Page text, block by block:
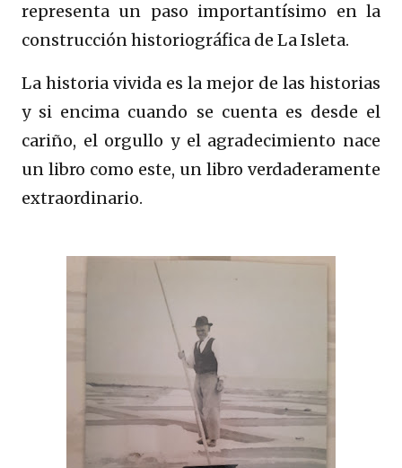
representa un paso importantísimo en la
construcción historiográfica de La Isleta.
La historia vivida es la mejor de las historias
y si encima cuando se cuenta es desde el
cariño, el orgullo y el agradecimiento nace
un libro como este, un libro verdaderamente
extraordinario.